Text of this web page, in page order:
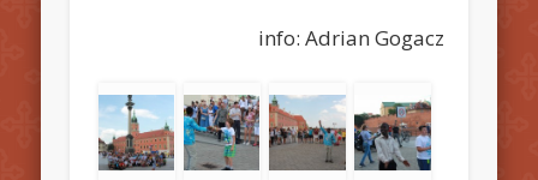
info: Adrian Gogacz